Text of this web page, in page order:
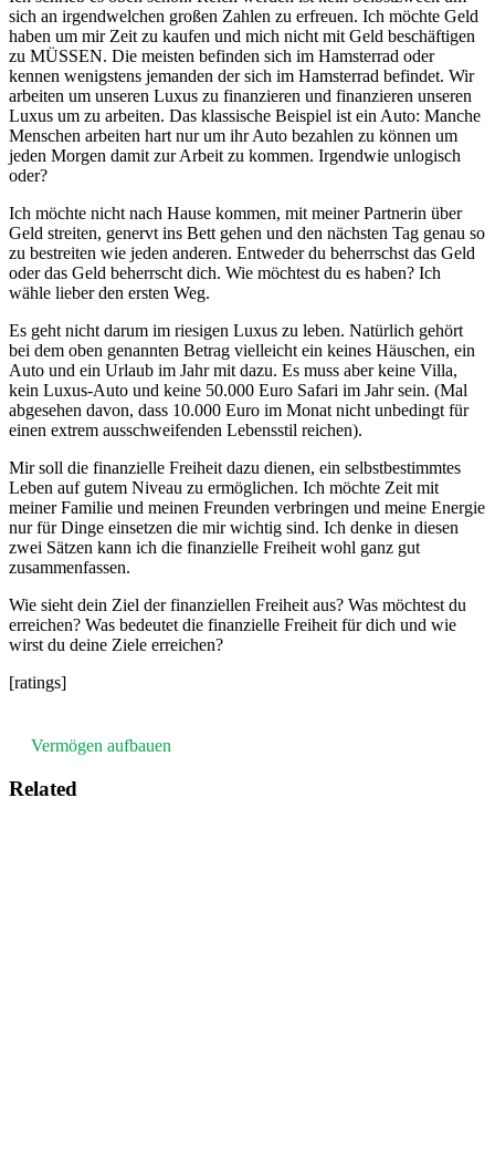
sich an irgendwelchen großen Zahlen zu erfreuen. Ich möchte Geld
haben um mir Zeit zu kaufen und mich nicht mit Geld beschäftigen
zu MÜSSEN. Die meisten befinden sich im Hamsterrad oder
kennen wenigstens jemanden der sich im Hamsterrad befindet. Wir
arbeiten um unseren Luxus zu finanzieren und finanzieren unseren
Luxus um zu arbeiten. Das klassische Beispiel ist ein Auto: Manche
Menschen arbeiten hart nur um ihr Auto bezahlen zu können um
jeden Morgen damit zur Arbeit zu kommen. Irgendwie unlogisch
oder?
Ich möchte nicht nach Hause kommen, mit meiner Partnerin über
Geld streiten, genervt ins Bett gehen und den nächsten Tag genau so
zu bestreiten wie jeden anderen. Entweder du beherrschst das Geld
oder das Geld beherrscht dich. Wie möchtest du es haben? Ich
wähle lieber den ersten Weg.
Es geht nicht darum im riesigen Luxus zu leben. Natürlich gehört
bei dem oben genannten Betrag vielleicht ein keines Häuschen, ein
Auto und ein Urlaub im Jahr mit dazu. Es muss aber keine Villa,
kein Luxus-Auto und keine 50.000 Euro Safari im Jahr sein. (Mal
abgesehen davon, dass 10.000 Euro im Monat nicht unbedingt für
einen extrem ausschweifenden Lebensstil reichen).
Mir soll die finanzielle Freiheit dazu dienen, ein selbstbestimmtes
Leben auf gutem Niveau zu ermöglichen. Ich möchte Zeit mit
meiner Familie und meinen Freunden verbringen und meine Energie
nur für Dinge einsetzen die mir wichtig sind. Ich denke in diesen
zwei Sätzen kann ich die finanzielle Freiheit wohl ganz gut
zusammenfassen.
Wie sieht dein Ziel der finanziellen Freiheit aus? Was möchtest du
erreichen? Was bedeutet die finanzielle Freiheit für dich und wie
wirst du deine Ziele erreichen?
[ratings]
Vermögen aufbauen
Related